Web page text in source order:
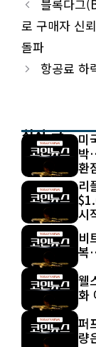
블록다그
로 구매자 신
돌파
항공료 하
최신 글
미
박
환
리
시
비
복
웰
화
퍼
량